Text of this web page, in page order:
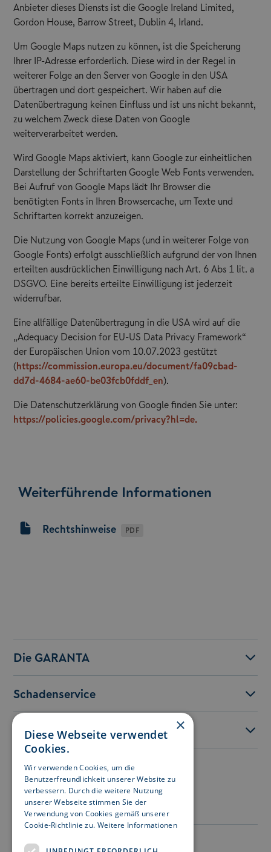
Anbieter dieses Diensts ist die Google Ireland Limited,
Gordon House, Barrow Street, Dublin 4, Irland.
Um Google Maps nutzen zu können, ist die Speicherung
Ihrer IP-Adresse erforderlich. Diese wird in der Regel in
weiterer Folge an den Server von Google in den USA
übertragen und dort gespeichert. Wir haben auf die
Datenübertragung keinen Einfluss und ist uns nicht bekannt,
zu welchem Zweck diese Daten von Google
weiterverarbeitet werden.
Wird Google Maps aktiviert, kann Google zur einheitlichen
Darstellung der Schriftarten Google Web Fonts verwenden.
Bei Aufruf von Google Maps lädt Ihr Browser die
benötigten Fonts in Ihren Browsercache, um Texte und
Schriftarten korrekt anzuzeigen.
Die Nutzung von Google Maps (und in weiterer Folge von
Google Fonts) erfolgt ausschließlich aufgrund der von Ihnen
erteilten ausdrücklichen Einwilligung nach Art. 6 Abs 1 lit. a
DSGVO. Eine bereits erteilte Einwilligung ist jederzeit
widerrufbar.
Eine allfällige Datenübertragung in die USA wird auf die
„Adequacy Decision for EU-US Data Privacy Framework“
der Europäischen Union vom 10.07.2023 gestützt
(https://commission.europa.eu/document/fa09cbad-
dd7d-4684-ae60-be03fcb0fddf_en).
Die Datenschutzerklärung von Google finden Sie unter:
https://policies.google.com/privacy?hl=de.
Weiterführende Informationen
Rechtshinweise PDF
Die GARANTA
Schadenservice
Service
Besuchen Sie uns auf:
Impressum
×
Diese Webseite verwendet
Cookies.
Wir verwenden Cookies, um die
Benutzerfreundlichkeit unserer Website zu
verbessern. Durch die weitere Nutzung
unserer Webseite stimmen Sie der
Verwendung von Cookies gemäß unserer
Cookie-Richtlinie zu. Weitere Informationen